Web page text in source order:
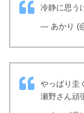
冷静に思う
— あかり
やっぱり圭
瀬野さん頑